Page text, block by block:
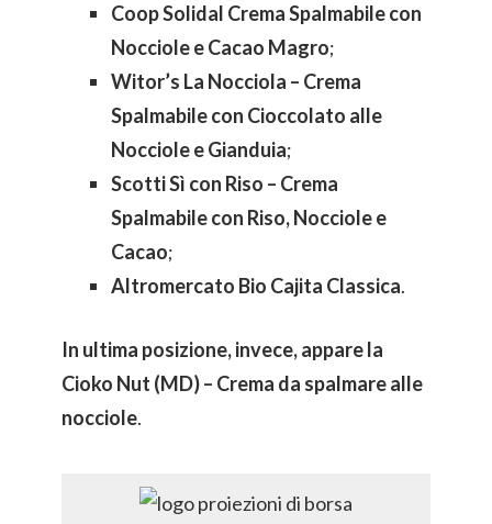
Coop Solidal Crema Spalmabile con
Nocciole e Cacao Magro;
Witor’s La Nocciola – Crema
Spalmabile con Cioccolato alle
Nocciole e Gianduia;
Scotti Sì con Riso – Crema
Spalmabile con Riso, Nocciole e
Cacao;
Altromercato Bio Cajita Classica.
In ultima posizione, invece, appare la
Cioko Nut (MD)– Crema da spalmare alle
nocciole.